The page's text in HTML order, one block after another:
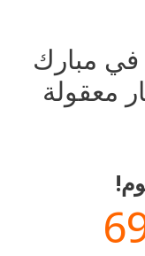
في مبارك
معقولة